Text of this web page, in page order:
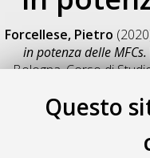
Questo
Forcellese, Pietro
in potenza delle MFCs.
Bologna, Corso di
Salva
Il full-text non è